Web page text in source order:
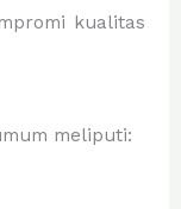
kualitas
meliputi: